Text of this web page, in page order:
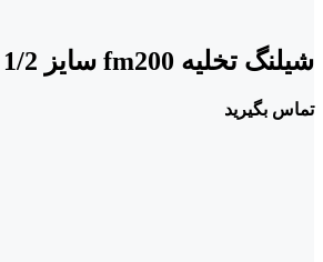
شیلنگ تخلیه fm200 سایز 1/2 2 اینچ
تماس بگیرید